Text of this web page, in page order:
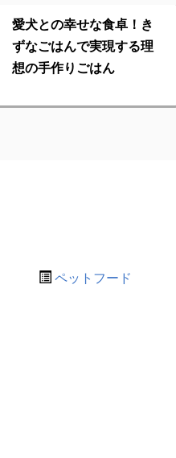
愛犬との幸せな食卓！き
ずなごはんで実現する理
想の手作りごはん
ペットフード